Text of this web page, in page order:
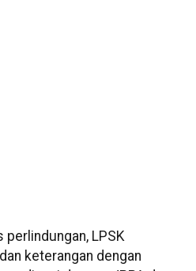
perlindungan, LPSK
keterangan dengan